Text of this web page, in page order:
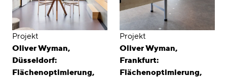
Projekt
Oliver Wyman,
Düsseldorf:
Flächenoptimierung,
Projekt
Oliver Wyman,
Frankfurt:
Flächenoptimierung,